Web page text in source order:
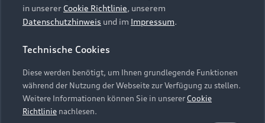
Geschäftskunden
Audi digital services
myAudi
Audi Code
Online-Terminvereinbarung
Servicekontakt
Karriere
Investor Relations
Presse & Media Center
Datenschutz
Audi erleben
Impressum Rechtliches
Hinweisgebersystem
Datenschutzinformation
Cookie-Einstellungen
Cookie-Richtlinie
Barrierefreiheit
in unserer Cookie Richtlinie, unserem
Datenschutzhinweis und im Impressum.
Technische Cookies
Diese werden benötigt, um Ihnen grundlegende Funktionen
während der Nutzung der Webseite zur Verfügung zu stellen.
Weitere Informationen können Sie in unsererCookie
Richtlinie nachlesen.